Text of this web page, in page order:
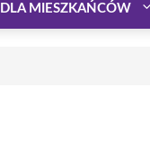
DLA MIESZKAŃCÓW